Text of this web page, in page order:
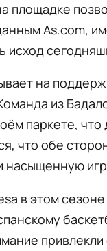
площадке
As.com,
исход
на
из
паркете, что
что обе
насыщенную
в этом
привлекли